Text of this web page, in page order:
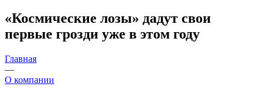
«Космические лозы» дадут свои
первые грозди уже в этом году
Главная
—
О компании